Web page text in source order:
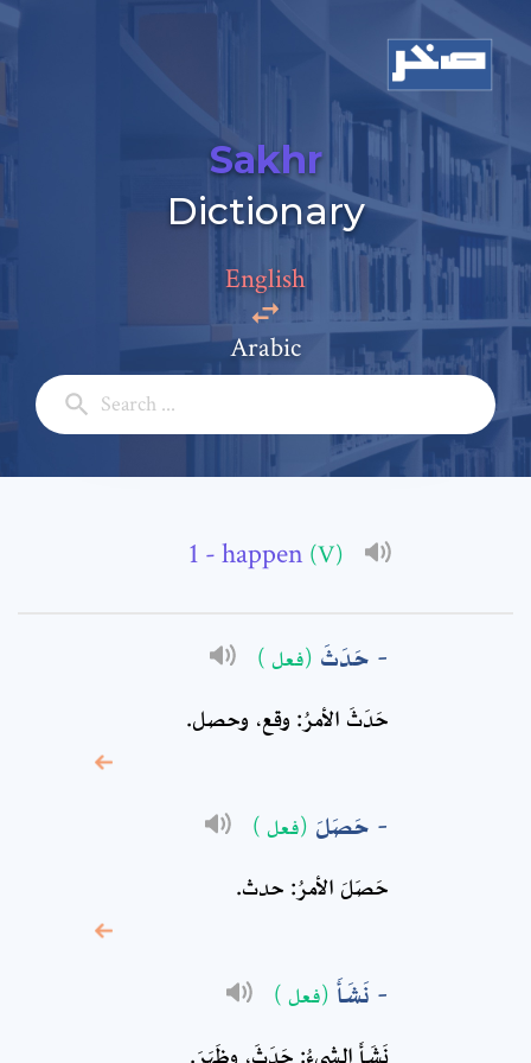
Sakhr
Dictionary
English
Arabic
- happen (V)
حَدَثَ (فعل )
حَدَثَ الأمرُ: وقع، وحصل.
حَصَلَ (فعل )
حَصَلَ الأمرُ: حدث.
نَشَأَ (فعل )
نَشَأَ الشيءُ: حَدَثَ، وظَهَرَ.
Add a comment
Email: *
Comment: *